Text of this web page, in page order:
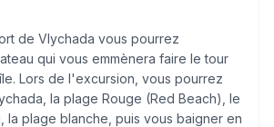
de Vlychada vous pourrez
qui vous emmènera faire le tour
Lors de l'excursion, vous pourrez
la plage Rouge (Red Beach), le
la plage blanche, puis vous baigner en